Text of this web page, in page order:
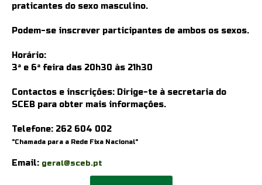
praticantes do sexo masculino.
Podem-se inscrever participantes de ambos os sexos.
Horário:
3ª e 6ª feira das 20h30 às 21h30
Contactos e inscrições: Dirige-te à secretaria do
SCEB para obter mais informações.
Telefone: 262 604 002
"Chamada para a Rede Fixa Nacional"
Email: geral@sceb.pt